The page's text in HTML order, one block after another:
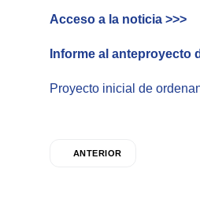
Acceso a la noticia >>>
Informe al anteproyecto
Proyecto inicial de
ANTERIOR